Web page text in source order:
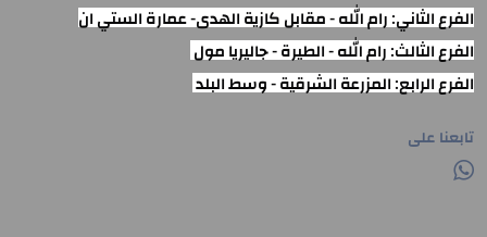
الفرع الثاني: رام الله - مقابل كازية الهدى- عمارة الستي ان
الفرع الثالث: رام الله - الطيرة - جاليريا مول
الفرع الرابع: المزرعة الشرقية - وسط البلد
تابعنا على